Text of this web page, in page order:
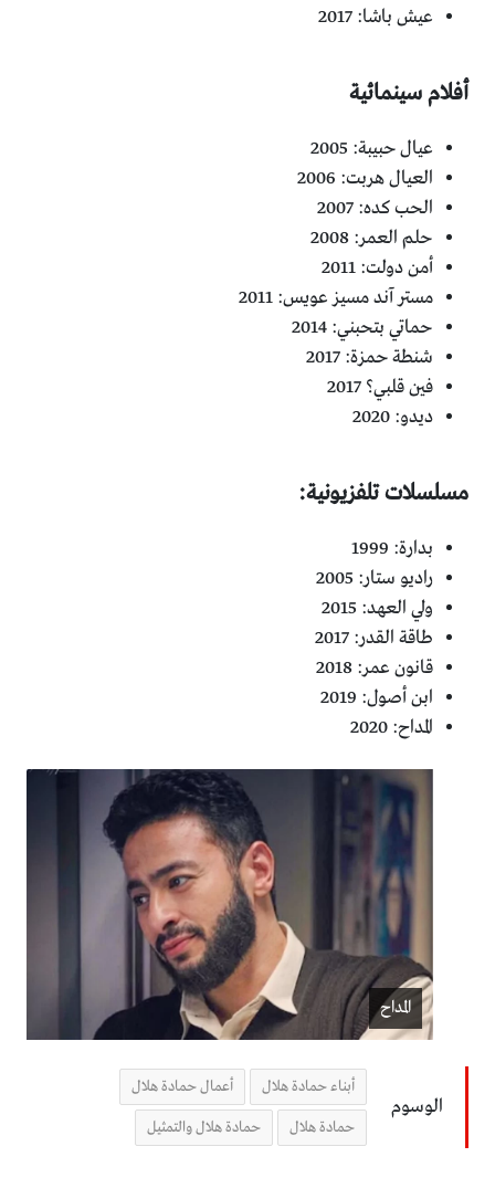
عيش باشا: 2017‏
أفلام سينمائية
عيال حبيبة: 2005‏
العيال هربت: 2006‏
الحب كده: 2007‏
حلم العمر: 2008‏
أمن دولت: 2011‏
مستر آند مسيز عويس: 2011‏
حماتي بتحبني: 2014‏
شنطة حمزة: 2017‏
فين قلبي؟ 2017‏
ديدو: 2020‏
مسلسلات تلفزيونية: ‏
بدارة: 1999‏
راديو ستار: 2005‏
ولي العهد: 2015‏
طاقة القدر: 2017‏
قانون عمر: 2018‏
ابن أصول: 2019‏
المداح: 2020‏
المداح
الوسوم
أبناء حمادة هلال أعمال حمادة هلال
حمادة هلال حمادة هلال والتمثيل